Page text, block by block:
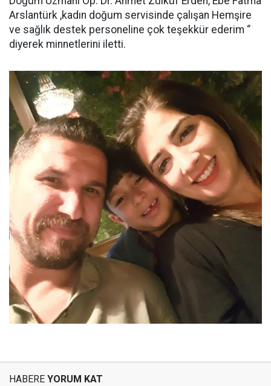
Arslantürk ,kadın doğum servisinde çalışan Hemşire
ve sağlık destek personeline çok teşekkür ederim ‘’
diyerek minnetlerini iletti.
HABERE YORUM KAT